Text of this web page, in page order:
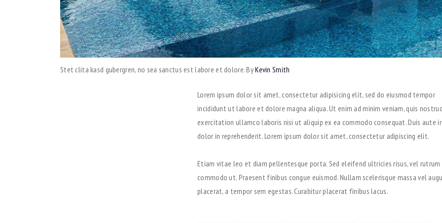
Stet clita kasd gubergren, no sea sanctus est labore et dolore. ByKevin Smith
Lorem ipsum dolor sit amet, consectetur adipisicing elit, sed do eiusmod tempor
incididunt ut labore et dolore magna aliqua. Ut enim ad minim veniam, quis
exercitation ullamco laboris nisi ut aliquip ex ea commodo consequat. Duis aute
dolor in reprehenderit. Lorem ipsum dolor sit amet, consectetur adipiscing elit.
Etiam vitae leo et diam pellentesque porta. Sed eleifend ultricies risus, vel
commodo ut. Praesent finibus congue euismod. Nullam scelerisque massa vel
placerat, a tempor sem egestas. Curabitur placerat finibus lacus.